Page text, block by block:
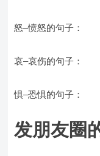
怒–愤怒的句子：
哀–哀伤的句子：
惧–恐惧的句子：
发朋友圈